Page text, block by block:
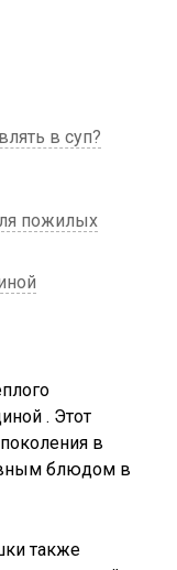
в суп?
пожилых
. Этот
в
блюдом в
также